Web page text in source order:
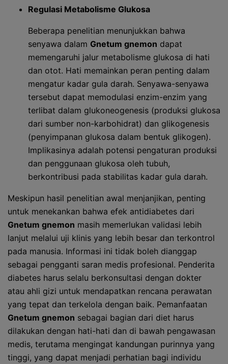
Regulasi Metabolisme Glukosa
Beberapa penelitian menunjukkan bahwa
senyawa dalam Gnetum gnemon dapat
memengaruhi jalur metabolisme glukosa di hati
dan otot. Hati memainkan peran penting dalam
mengatur kadar gula darah. Senyawa-senyawa
tersebut dapat memodulasi enzim-enzim yang
terlibat dalam glukoneogenesis (produksi glukosa
dari sumber non-karbohidrat) dan glikogenesis
(penyimpanan glukosa dalam bentuk glikogen).
Implikasinya adalah potensi pengaturan produksi
dan penggunaan glukosa oleh tubuh,
berkontribusi pada stabilitas kadar gula darah.
Meskipun hasil penelitian awal menjanjikan, penting
untuk menekankan bahwa efek antidiabetes dari
Gnetum gnemon masih memerlukan validasi lebih
lanjut melalui uji klinis yang lebih besar dan terkontrol
pada manusia. Informasi ini tidak boleh dianggap
sebagai pengganti saran medis profesional. Penderita
diabetes harus selalu berkonsultasi dengan dokter
atau ahli gizi untuk mendapatkan rencana perawatan
yang tepat dan terkelola dengan baik. Pemanfaatan
Gnetum gnemon sebagai bagian dari diet harus
dilakukan dengan hati-hati dan di bawah pengawasan
medis, terutama mengingat kandungan purinnya yang
tinggi, yang dapat menjadi perhatian bagi individu